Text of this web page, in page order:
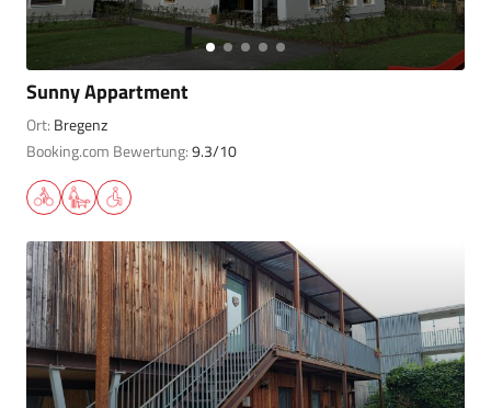
Sunny Appartment
Ort: Bregenz
Booking.com Bewertung:9.3/10